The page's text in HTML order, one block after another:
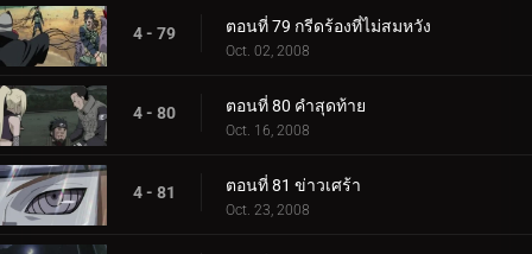
4 - 79 ตอนที่ 79 กรีดร้องที่ไม่สมหวัง
Oct. 02, 2008
4 - 80 ตอนที่ 80 คำสุดท้าย
Oct. 16, 2008
4 - 81 ตอนที่ 81 ข่าวเศร้า
Oct. 23, 2008